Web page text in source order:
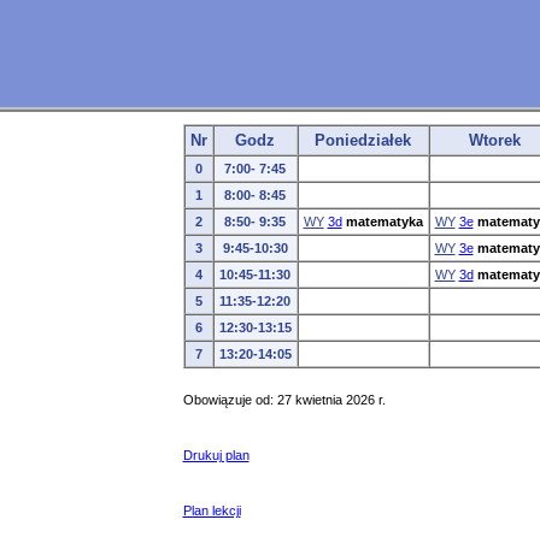
Nr Godz Poniedziałek Wtorek
0
7:00- 7:45
1
8:00- 8:45
2
8:50- 9:35 WY 3d matematyka WY 3e
3
9:45-10:30 WY 3e
4
10:45-11:30 WY 3d
5
11:35-12:20
6
12:30-13:15
7
13:20-14:05
Obowiązuje od: 27 kwietnia 2026 r.
Drukuj plan
Plan lekcji